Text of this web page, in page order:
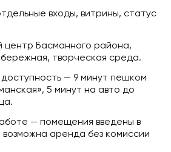
входы, витрины, статус
центр Басманного района,
творческая среда.
— 9 минут пешком
5 минут на авто до
— помещения введены в
аренда без комиссии